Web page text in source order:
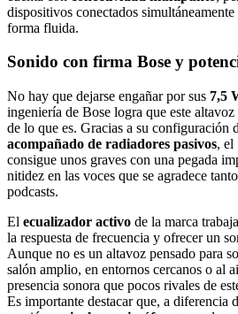
dispositivos conectados
forma fluida.
Sonido con firma Bose y
No hay que dejarse engañar por sus 7,5
ingeniería de Bose logra que este
de lo que es. Gracias a su configuración
acompañado de radiadores pasivos, el
consigue unos graves con una pegada
nitidez en las voces que se agradece
podcasts.
El ecualizador activo de la marca
la respuesta de frecuencia y ofrecer un
Aunque no es un altavoz pensado para
salón amplio, en entornos cercanos o al
presencia sonora que pocos rivales de
Es importante destacar que, a diferencia